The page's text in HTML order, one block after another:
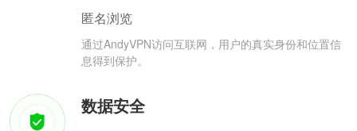
匿名浏览
通过AndyVPN访问互联网，用户的真实身份和位置信
息得到保护。
数据安全